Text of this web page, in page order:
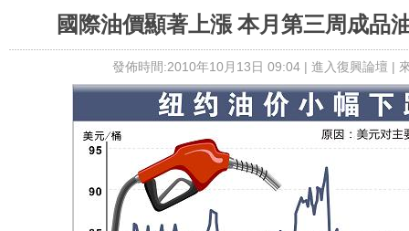
國際油價顯著上漲 本月第三周成品
發佈時間:2010年10月13日 09:04 | 進入復興論壇 |